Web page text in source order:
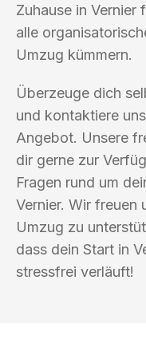
Zuhause in Vernier
alle
Umzug kümmern.
Überzeuge dich
und kontaktiere
Angebot. Unsere
dir gerne zur
Fragen rund um
Vernier. Wir freuen
Umzug zu
dass dein Start in
stressfrei verläuft!